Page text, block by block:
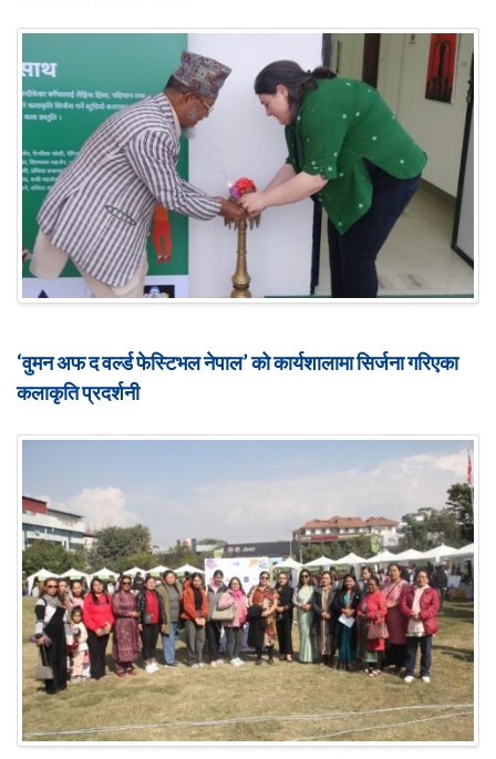
‘वुमन अफ द वर्ल्ड फेस्टिभल नेपाल’ को कार्यशालामा सिर्जना गरिएका
कलाकृति प्रदर्शनी